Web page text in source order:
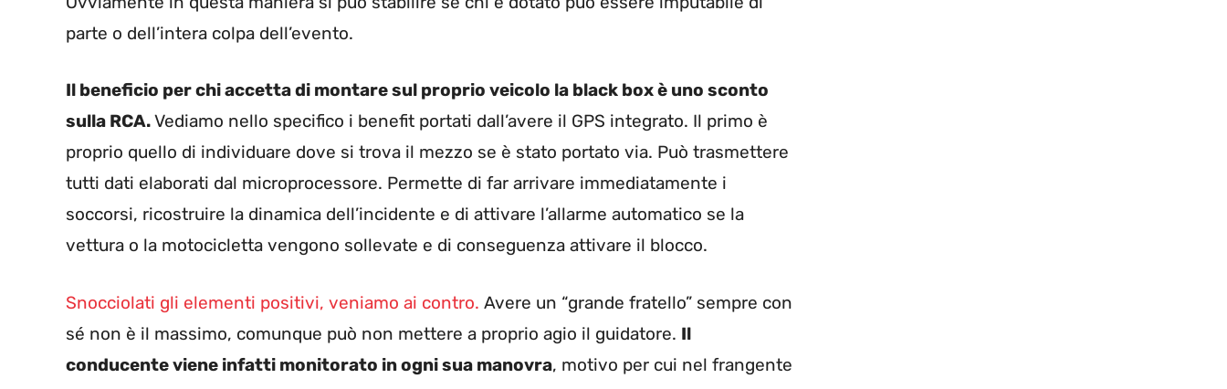
parte o dell’intera colpa dell’evento.
Il beneficio per chi accetta di montare sul proprio veicolo la black box è uno sconto
sulla RCA.Vediamo nello specifico i benefit portati dall’avere il GPS integrato. Il primo è
proprio quello di individuare dove si trova il mezzo se è stato portato via. Può trasmettere
tutti dati elaborati dal microprocessore. Permette di far arrivare immediatamente i
soccorsi, ricostruire la dinamica dell’incidente e di attivare l’allarme automatico se la
vettura o la motocicletta vengono sollevate e di conseguenza attivare il blocco.
Snocciolati gli elementi positivi, veniamo ai contro. Avere un “grande fratello” sempre con
sé non è il massimo, comunque può non mettere a proprio agio il guidatore. Il
conducente viene infatti monitorato in ogni sua manovra, motivo per cui nel frangente